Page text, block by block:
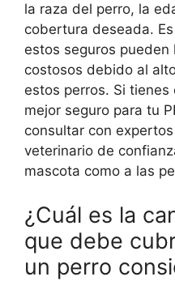
la raza del perro, la
cobertura deseada.
estos seguros
costosos debido al
estos perros. Si
mejor seguro para tu
consultar con
veterinario de
mascota como a las
¿Cuál es la
que debe
un perro